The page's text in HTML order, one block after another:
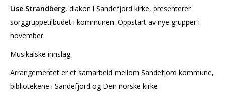
Lise Strandberg, diakon i Sandefjord kirke, presenterer
sorggruppetilbudet i kommunen. Oppstart av nye grupper i
november.
Musikalske innslag.
Arrangementet er et samarbeid mellom Sandefjord kommune,
bibliotekene i Sandefjord og Den norske kirke